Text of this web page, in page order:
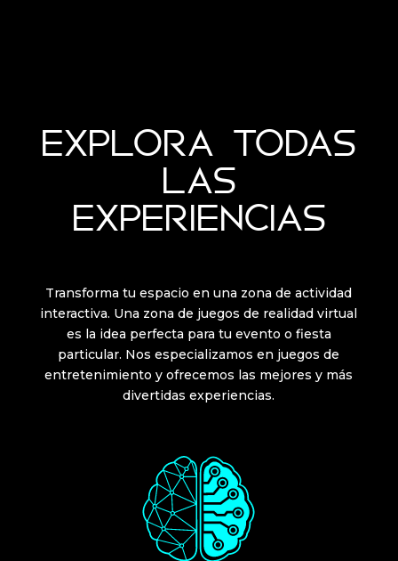
EXPLORA TODAS
LAS
EXPERIENCIAS
Transforma tu espacio en una zona de actividad
interactiva. Una zona de juegos de realidad virtual
es la idea perfecta para tu evento o fiesta
particular. Nos especializamos en juegos de
entretenimiento y ofrecemos las mejores y más
divertidas experiencias.